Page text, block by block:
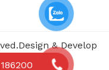
& Develop